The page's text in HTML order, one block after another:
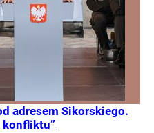
adresem Sikorskiego.
konfliktu”